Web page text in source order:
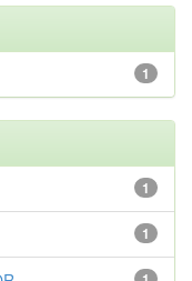
1
1
1